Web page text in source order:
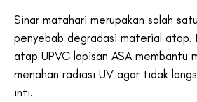
Sinar matahari merupakan salah
penyebab degradasi material atap.
atap UPVC lapisan ASA membantu
menahan radiasi UV agar tidak
inti.